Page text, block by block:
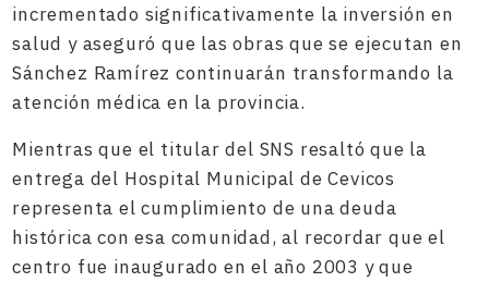
incrementado significativamente la inversión en
salud y aseguró que las obras que se ejecutan en
Sánchez Ramírez continuarán transformando la
atención médica en la provincia.
Mientras que el titular del SNS resaltó que la
entrega del Hospital Municipal de Cevicos
representa el cumplimiento de una deuda
histórica con esa comunidad, al recordar que el
centro fue inaugurado en el año 2003 y que